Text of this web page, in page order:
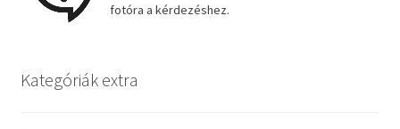
fotóra a kérdezéshez.
Kategóriák extra